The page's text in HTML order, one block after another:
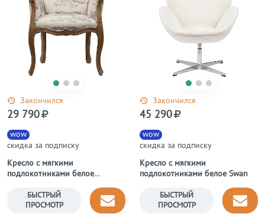
Закончился
Кресло с мягкими
подлокотниками белое
wow
скидка за подписку
29 790
БЫСТРЫЙ
ПРОСМОТР
Закончился
Кресло с мягкими
подлокотниками белое Swan
wow
скидка за подписку
45 290
БЫСТРЫЙ
ПРОСМОТР